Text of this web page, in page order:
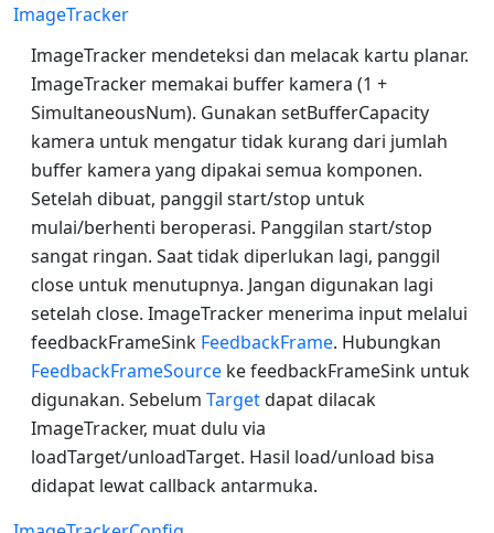
ImageTracker
ImageTracker mendeteksi dan melacak kartu planar.
ImageTracker memakai buffer kamera (1 +
SimultaneousNum). Gunakan setBufferCapacity
kamera untuk mengatur tidak kurang dari jumlah
buffer kamera yang dipakai semua komponen.
Setelah dibuat, panggil start/stop untuk
mulai/berhenti beroperasi. Panggilan start/stop
sangat ringan. Saat tidak diperlukan lagi, panggil
close untuk menutupnya. Jangan digunakan lagi
setelah close. ImageTracker menerima input melalui
feedbackFrameSink FeedbackFrame. Hubungkan
FeedbackFrameSource ke feedbackFrameSink untuk
digunakan. Sebelum Targetdapat dilacak
ImageTracker, muat dulu via
loadTarget/unloadTarget. Hasil load/unload bisa
didapat lewat callback antarmuka.